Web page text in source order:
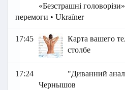
«Безстрашні
перемоги • Ukraїner
17:45
Карта вашего
столбе
17:24
"Диванний
Чернышов